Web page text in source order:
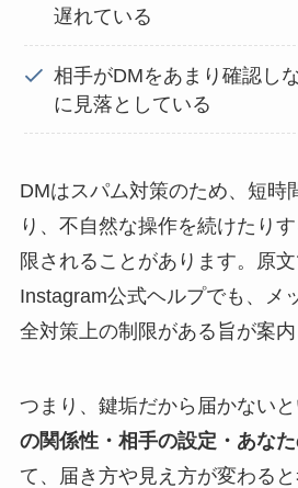
遅れている
相手がDMをあまり確認し
に見落としている
DMはスパム対策のため、短時
り、不自然な操作を続けたり
限されることがあります。原
Instagram公式ヘルプでも、メ
全対策上の制限がある旨が案内
つまり、鍵垢だから届かないと
の関係性・相手の設定・あな
て、届き方や見え方が変わる